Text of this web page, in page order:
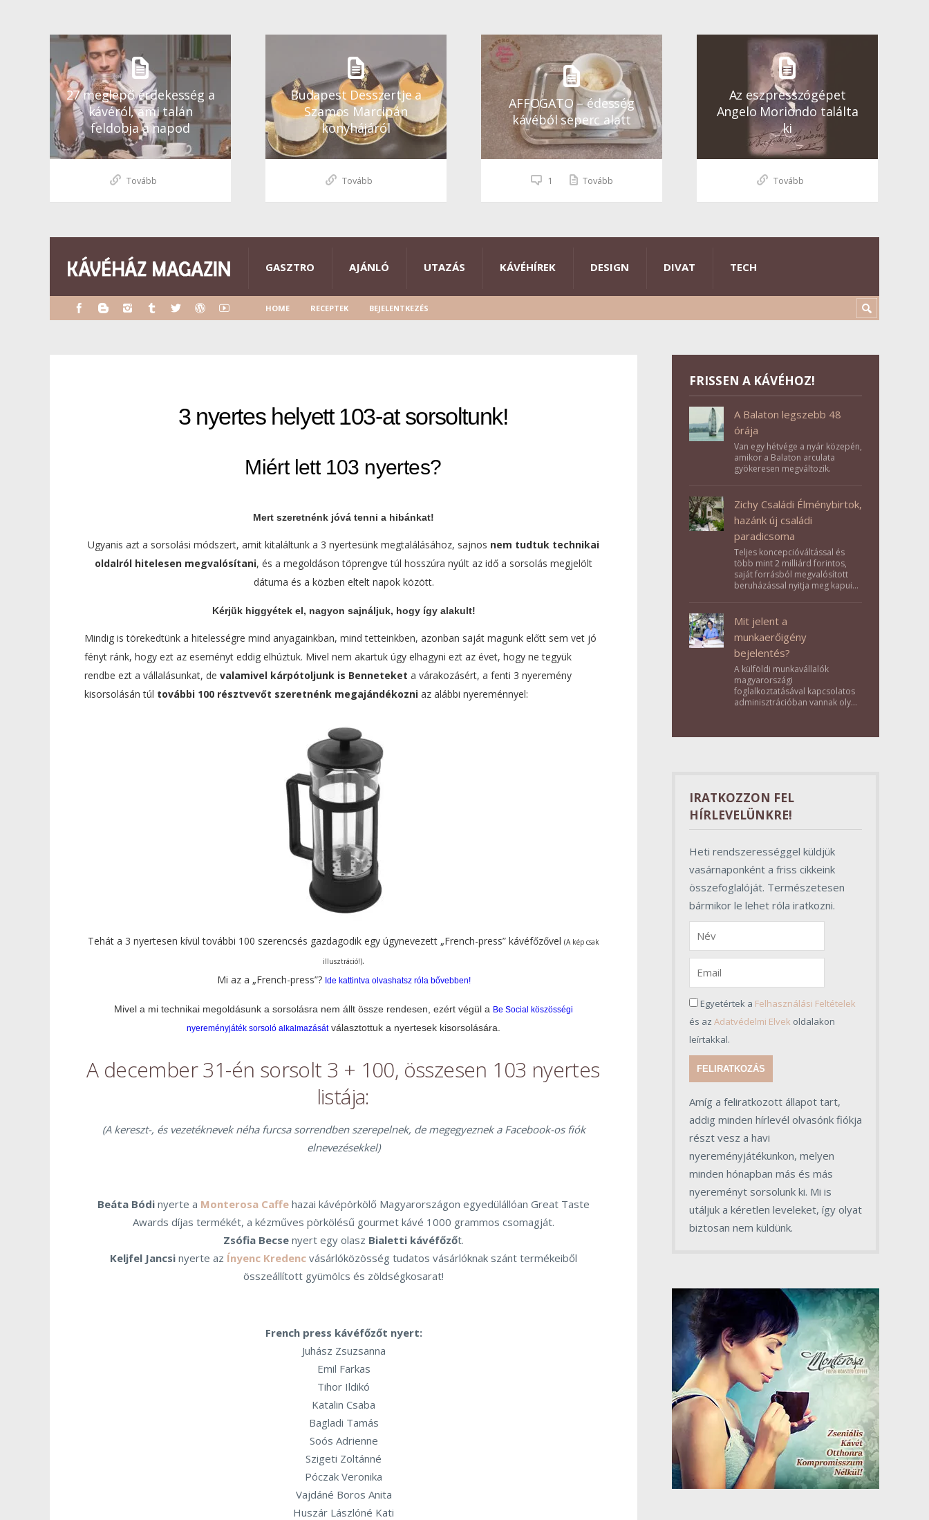
27 meglepő érdekesség a
kávéról, ami talán
feldobja a napod
Tovább
Budapest Desszertje a
Szamos Marcipán
konyhájáról
Tovább
AFFOGATO – édesség
kávéból seperc alatt
1 Tovább
Az eszpresszógépet
Angelo Moriondo találta
ki
Tovább
GASZTRO AJÁNLÓ UTAZÁS KÁVÉHÍREK DESIGN DIVAT TECH
HOME RECEPTEK BEJELENTKEZÉS
3 nyertes helyett 103-at sorsoltunk!‍
Miért lett 103 nyertes?
Mert szeretnénk jóvá tenni a hibánkat!
Ugyanis azt a sorsolási módszert, amit kitaláltunk a 3 nyertesünk megtalálásához, sajnos nem tudtuk technikai
oldalról hitelesen megvalósítani, és a megoldáson töprengve túl hosszúra nyúlt az idő a sorsolás megjelölt
dátuma és a közben eltelt napok között.
Kérjük higgyétek el, nagyon sajnáljuk, hogy így alakult!
Mindig is törekedtünk a hitelességre mind anyagainkban, mind tetteinkben, azonban saját magunk előtt sem vet jó
fényt ránk, hogy ezt az eseményt eddig elhúztuk. Mivel nem akartuk úgy elhagyni ezt az évet, hogy ne tegyük
rendbe ezt a vállalásunkat, de valamivel kárpótoljunk is Benneteket a várakozásért, a fenti 3 nyeremény
kisorsolásán túl további 100 résztvevőt szeretnénk megajándékozni az alábbi nyereménnyel:
Tehát a 3 nyertesen kívül további 100 szerencsés gazdagodik egy úgynevezett „French-press” kávéfőzővel (A kép csak
illusztráció!).
Mi az a „French-press”? Ide kattintva olvashatsz róla bővebben!
Mivel a mi technikai megoldásunk a sorsolásra nem állt össze rendesen, ezért végül a Be Social köszösségi
nyereményjáték sorsoló alkalmazásátválasztottuk a nyertesek kisorsolására.
A december 31-én sorsolt 3 + 100, összesen 103 nyertes
listája:
(A kereszt-, és vezetéknevek néha furcsa sorrendben szerepelnek, de megegyeznek a Facebook-os fiók
elnevezésekkel)
Beáta Bódi nyerte a Monterosa Caffe hazai kávépörkölő Magyarországon egyedülállóan Great Taste
Awards díjas termékét, a kézműves pörkölésű gourmet kávé 1000 grammos csomagját.
Zsófia Becse nyert egy olasz Bialetti kávéfőzőt.
Keljfel Jancsi nyerte az Ínyenc Kredenc vásárlóközösség tudatos vásárlóknak szánt termékeiből
összeállított gyümölcs és zöldségkosarat!
French press kávéfőzőt nyert:
Juhász Zsuzsanna
Emil Farkas
Tihor Ildikó
Katalin Csaba
Bagladi Tamás
Soós Adrienne
Szigeti Zoltánné
Póczak Veronika
Vajdáné Boros Anita
Huszár Lászlóné Kati
FRISSEN A KÁVÉHOZ!
A Balaton legszebb 48
órája
Van egy hétvége a nyár közepén,
amikor a Balaton arculata
gyökeresen megváltozik.
Zichy Családi Élménybirtok,
hazánk új családi
paradicsoma
Teljes koncepcióváltással és
több mint 2 milliárd forintos,
saját forrásból megvalósított
beruházással nyitja meg kapuit a
Élménybirtok a mai napon.
Mit jelent a
munkaerőigény
bejelentés?
A külföldi munkavállalók
magyarországi
foglalkoztatásával kapcsolatos
adminisztrációban vannak olyan
valójában azonban
IRATKOZZON FEL
HÍRLEVELÜNKRE!
Heti rendszerességgel küldjük
vasárnaponként a friss cikkeink
összefoglalóját. Természetesen
bármikor le lehet róla iratkozni.
Egyetértek a Felhasználási Feltételek
és az Adatvédelmi Elvek oldalakon
leírtakkal.
FELIRATKOZÁS
Amíg a feliratkozott állapot tart,
addig minden hírlevél olvasónk fiókja
részt vesz a havi
nyereményjátékunkon, melyen
minden hónapban más és más
nyereményt sorsolunk ki. Mi is
utáljuk a kéretlen leveleket, így olyat
biztosan nem küldünk.